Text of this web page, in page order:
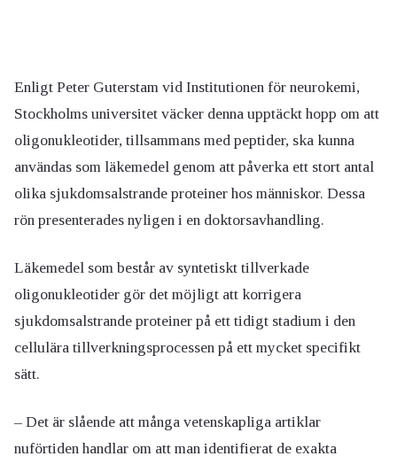
Enligt Peter Guterstam vid Institutionen för neurokemi,
Stockholms universitet väcker denna upptäckt hopp om att
oligonukleotider, tillsammans med peptider, ska kunna
användas som läkemedel genom att påverka ett stort antal
olika sjukdomsalstrande proteiner hos människor. Dessa
rön presenterades nyligen i en doktorsavhandling.
Läkemedel som består av syntetiskt tillverkade
oligonukleotider gör det möjligt att korrigera
sjukdomsalstrande proteiner på ett tidigt stadium i den
cellulära tillverkningsprocessen på ett mycket specifikt
sätt.
– Det är slående att många vetenskapliga artiklar
nuförtiden handlar om att man identifierat de exakta